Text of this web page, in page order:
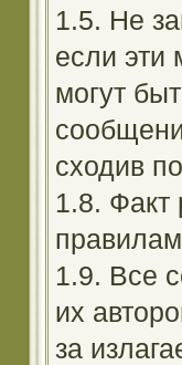
1.5. Не
если эти
могут
сходив
1.8. Факт
1.9. Все
их
за